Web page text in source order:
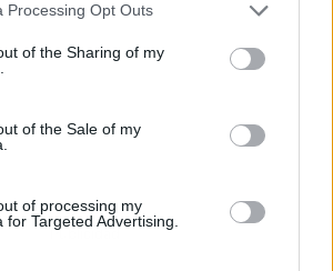
Processing Opt Outs
of the Sharing of my
of the Sale of my
of processing my
for Targeted Advertising.
Publicidad